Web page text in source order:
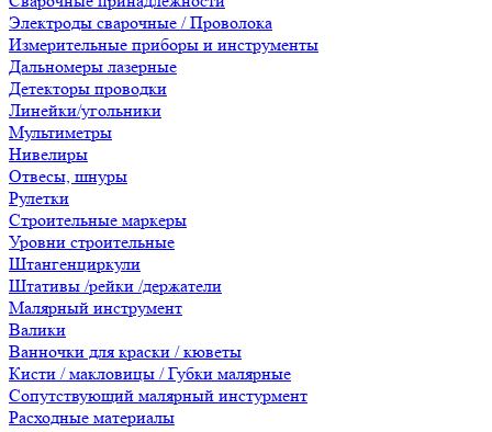
Электроды сварочные / Проволока
Измерительные приборы и инструменты
Дальномеры лазерные
Детекторы проводки
Линейки/угольники
Мультиметры
Нивелиры
Отвесы, шнуры
Рулетки
Строительные маркеры
Уровни строительные
Штангенциркули
Штативы /рейки /держатели
Малярный инструмент
Валики
Ванночки для краски / кюветы
Кисти / макловицы / Губки малярные
Сопутствующий малярный инстурмент
Расходные материалы